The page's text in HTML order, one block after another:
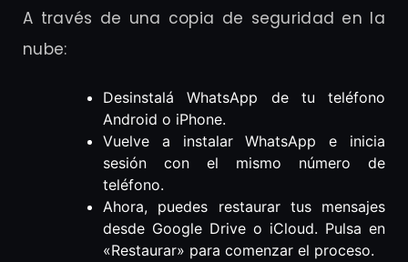
A través de una copia de seguridad en la
nube:
Desinstalá WhatsApp de tu teléfono
Android o iPhone.
Vuelve a instalar WhatsApp e inicia
sesión con el mismo número de
teléfono.
Ahora, puedes restaurar tus mensajes
desde Google Drive o iCloud. Pulsa en
«Restaurar» para comenzar el proceso.